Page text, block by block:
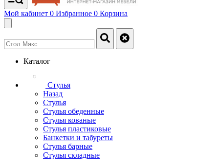
Мой кабинет 0 Избранное 0 Корзина
Каталог
Стулья
Назад
Стулья
Стулья обеденные
Стулья кованые
Стулья пластиковые
Банкетки и табуреты
Стулья барные
Стулья складные